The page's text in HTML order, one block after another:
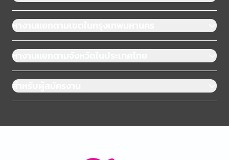
หางานแยกตามเขตในกรุงเทพมหานคร
หางานแยกตามจังหวัดในประเทศไทย
สำหรับผู้สมัครงาน